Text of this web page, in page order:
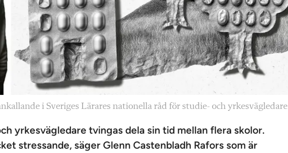
i Sveriges Lärares nationella råd för studie- och yrkesvägledare
yrkesvägledare tvingas dela sin tid mellan flera skolor.
stressande, säger Glenn Castenbladh Rafors som är